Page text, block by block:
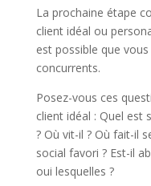
La prochaine étape
client idéal ou
est possible que
concurrents.
Posez-vous ces
client idéal : Quel est
? Où vit-il ? Où fait-il
social favori ? Est-il
oui lesquelles ?